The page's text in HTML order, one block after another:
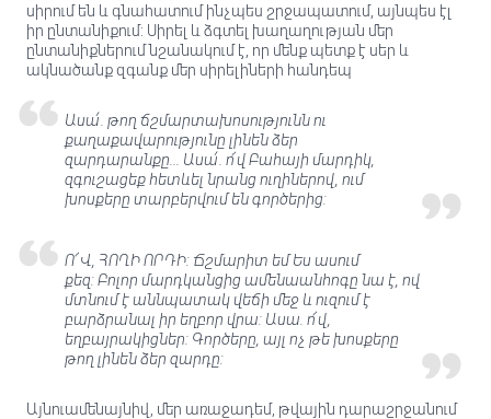
սիրում են և գնահատում ինչպես շրջապատում, այնպես էլ
իր ընտանիքում: Սիրել և ձգտել խաղաղության մեր
ընտանիքներում նշանակում է, որ մենք պետք է սեր և
ակնածանք զգանք մեր սիրելիների հանդեպ
Ասա՛. թող ճշմարտախոսությունն ու
քաղաքավարությունը լինեն ձեր
զարդարանքը... Ասա՛. ո՜վ Բահայի մարդիկ,
զգուշացեք հետևել նրանց ուղիներով, ում
խոսքերը տարբերվում են գործերից:
Ո՜Վ, ՀՈՂԻ ՈՐԴԻ: Ճշմարիտ եմ Ես ասում
քեզ: Բոլոր մարդկանցից ամենաանհոգը նա է, ով
մտնում է աննպատակ վեճի մեջ և ուզում է
բարձրանալ իր եղբոր վրա: Ասա. ո՜վ,
եղբայրակիցներ: Գործերը, այլ ոչ թե խոսքերը
թող լինեն ձեր զարդը:
Այնուամենայնիվ, մեր առաջադեմ, թվային դարաշրջանում